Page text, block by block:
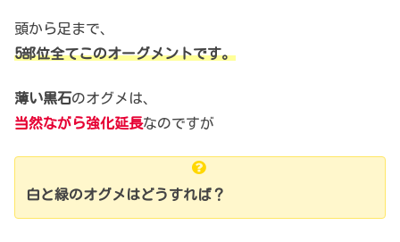
頭から足まで、
5部位全てこのオーグメントです。
薄い黒石のオグメは、
当然ながら強化延長なのですが
白と緑のオグメはどうすれば？